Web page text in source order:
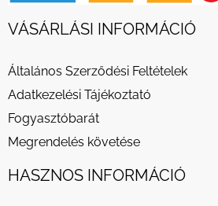
VÁSÁRLÁSI INFORMÁCIÓ
Általános Szerződési Feltételek
Adatkezelési Tájékoztató
Fogyasztóbarát
Megrendelés követése
HASZNOS INFORMÁCIÓ